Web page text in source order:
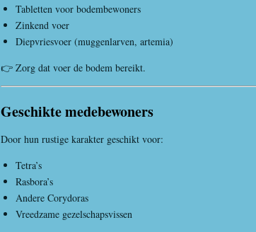
Tabletten voor bodembewoners
Zinkend voer
Diepvriesvoer (muggenlarven, artemia)
👉 Zorg dat voer de bodem bereikt.
Geschikte medebewoners
Door hun rustige karakter geschikt voor:
Tetra’s
Rasbora’s
Andere Corydoras
Vreedzame gezelschapsvissen